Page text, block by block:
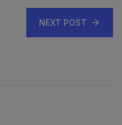
NEXT POST